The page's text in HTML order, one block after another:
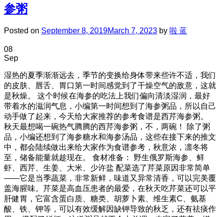
参粥
Posted on September 8, 2019March 7, 2023 by 啦 蓝
08
Sep
湿热的夏季渐渐远去，季节的变换给身体带来些许不适，我们
的皮肤、唇舌、胃口第一时间感觉到了干燥空气的敌意，这就
是秋燥。 这个时候在海参的吃法上我们偏向清淡湿润，最好
带着水的滋润气息，小编第一时间想到了海参粥品，所以自己
动手做了起来，今天给大家推荐的参考食谱是西芹海参粥。
秋天最想喝一碗热气腾腾的西芹海参粥，不，两碗！ 除了粥
品，小编还想到了海参糖水和海参汤品，这些在接下来的推文
中，都会陆续做出来给大家作为食谱参考，秋意浓，凛冬将
至，储备能量就趁现在。 食材准备： 野生俄罗斯海参、鲜
虾、西芹、生姜、大米、少许盐 配菜选了芹菜原因非常简单
——它是当季蔬菜，非常新鲜，味道又异常清香，可以完美覆
盖海腥味。芹菜是高血压患者的最爱，在秋天吃芹菜还可以平
肝健胃，它富含蛋白质、糖类、胡萝卜素、维生素C、氨基
酸、铁、钾等，可以有效缓解因缺钾导致的秋乏，还有祛痰作